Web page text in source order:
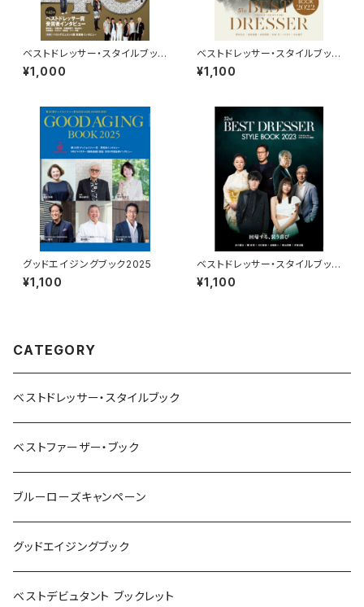
ベストドレッサー・スタイルブック
2011
¥1,000
ベストドレッサー・スタイルブック
2022
¥1,100
グッドエイジングブック2025
¥1,100
ベストドレッサー・スタイルブック
2023
¥1,100
CATEGORY
ベストドレッサー・スタイルブック
ベストファーザー・ブック
ブルーローズキャンペーン
グッドエイジングブック
ベストデビュタント ブックレット